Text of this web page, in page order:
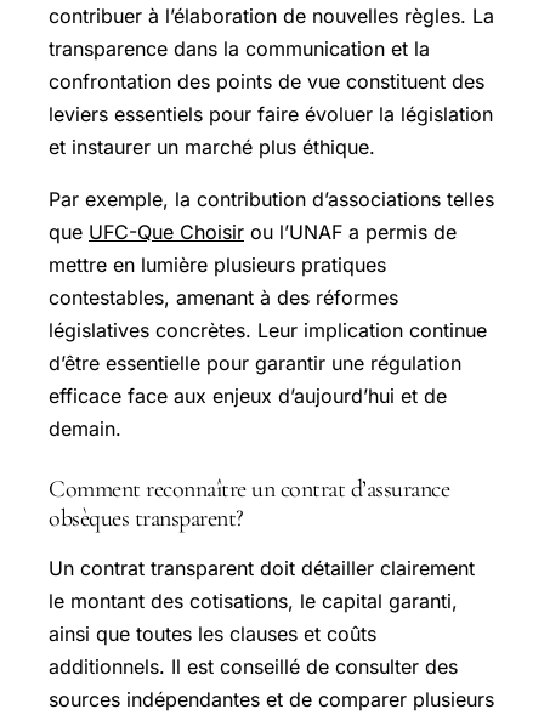
contribuer à l’élaboration de nouvelles règles. La
transparence dans la communication et la
confrontation des points de vue constituent des
leviers essentiels pour faire évoluer la législation
et instaurer un marché plus éthique.
Par exemple, la contribution d’associations telles
que UFC-Que Choisir ou l’UNAF a permis de
mettre en lumière plusieurs pratiques
contestables, amenant à des réformes
législatives concrètes. Leur implication continue
d’être essentielle pour garantir une régulation
efficace face aux enjeux d’aujourd’hui et de
demain.
Comment reconnaître un contrat d’assurance
obsèques transparent?
Un contrat transparent doit détailler clairement
le montant des cotisations, le capital garanti,
ainsi que toutes les clauses et coûts
additionnels. Il est conseillé de consulter des
sources indépendantes et de comparer plusieurs